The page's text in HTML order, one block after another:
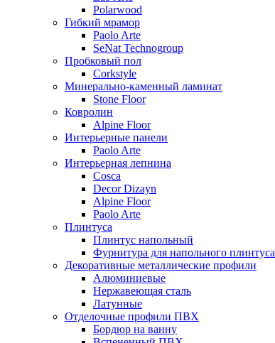
Polarwood
Гибкий мрамор
Paolo Arte
SeNat Technogroup
Пробковый пол
Corkstyle
Минерально-каменный ламинат
Stone Floor
Ковролин
Alpine Floor
Интерьерные панели
Paolo Arte
Интерьерная лепнина
Cosca
Decor Dizayn
Alpine Floor
Paolo Arte
Плинтуса
Плинтус напольный
Фурнитура для напольного плинтуса
Декоративные металлические профили
Алюминиевые
Нержавеющая сталь
Латунные
Отделочные профили ПВХ
Бордюр на ванну